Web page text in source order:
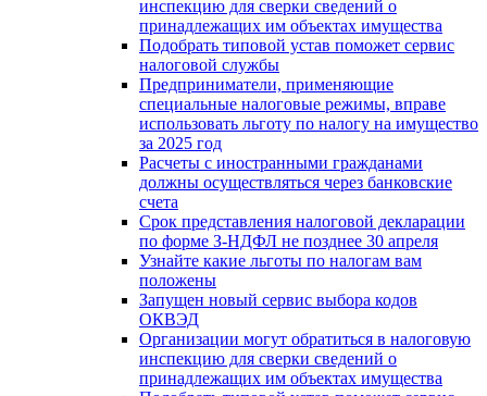
инспекцию для сверки сведений о
принадлежащих им объектах имущества
Подобрать типовой устав поможет сервис
налоговой службы
Предприниматели, применяющие
специальные налоговые режимы, вправе
использовать льготу по налогу на имущество
за 2025 год
Расчеты с иностранными гражданами
должны осуществляться через банковские
счета
Срок представления налоговой декларации
по форме З-НДФЛ не позднее 30 апреля
Узнайте какие льготы по налогам вам
положены
Запущен новый сервис выбора кодов
ОКВЭД
Организации могут обратиться в налоговую
инспекцию для сверки сведений о
принадлежащих им объектах имущества